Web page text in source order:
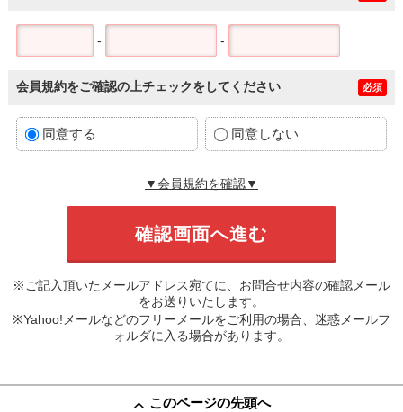
- -
会員規約をご確認の上チェックをしてください 必須
同意する 同意しない
▼会員規約を確認▼
※ご記入頂いたメールアドレス宛てに、お問合せ内容の確認メール
をお送りいたします。
※Yahoo!メールなどのフリーメールをご利用の場合、迷惑メールフ
ォルダに入る場合があります。
このページの先頭へ